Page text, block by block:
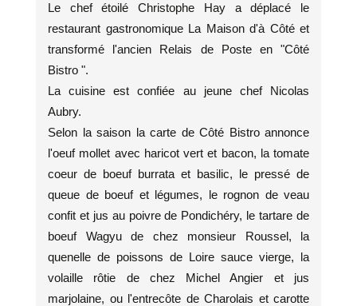
Le chef étoilé Christophe Hay a déplacé le
restaurant gastronomique La Maison d'à Côté et
transformé l'ancien Relais de Poste en "Côté
Bistro ".
La cuisine est confiée au jeune chef Nicolas
Aubry.
Selon la saison la carte de Côté Bistro annonce
l'oeuf mollet avec haricot vert et bacon, la tomate
coeur de boeuf burrata et basilic, le pressé de
queue de boeuf et légumes, le rognon de veau
confit et jus au poivre de Pondichéry, le tartare de
boeuf Wagyu de chez monsieur Roussel, la
quenelle de poissons de Loire sauce vierge, la
volaille rôtie de chez Michel Angier et jus
marjolaine, ou l'entrecôte de Charolais et carotte